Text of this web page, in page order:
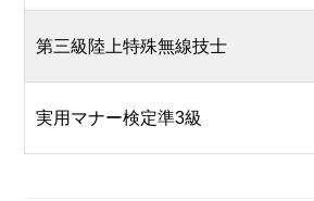
第三級陸上特殊無線技士
実用マナー検定準3級